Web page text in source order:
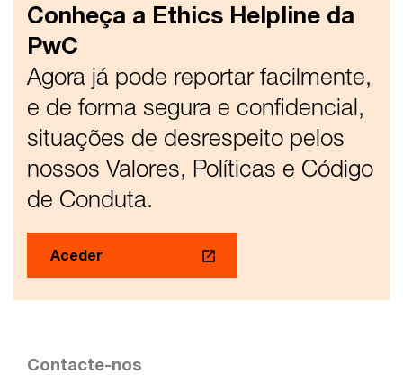
Conheça a Ethics Helpline da
PwC
Agora já pode reportar facilmente,
e de forma segura e confidencial,
situações de desrespeito pelos
nossos Valores, Políticas e Código
de Conduta.
Aceder
Contacte-nos